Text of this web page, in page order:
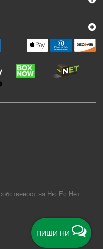
ПИШИ НИ
на Ню Ес Нет